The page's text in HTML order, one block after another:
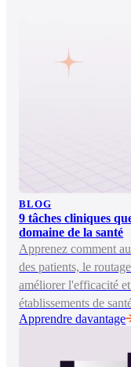
BLOG
9 tâches cliniques
domaine de la santé
Apprenez comment
des patients, le
améliorer l'efficacité
établissements de
Apprendre davantage